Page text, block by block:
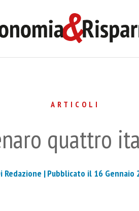
ARTICOLI
quattro
Redazione |Pubblicato il 16 Gennaio